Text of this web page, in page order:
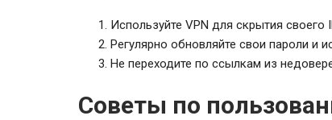
Используйте VPN для скрытия своего
Регулярно обновляйте свои пароли и
Не переходите по ссылкам из
Советы по